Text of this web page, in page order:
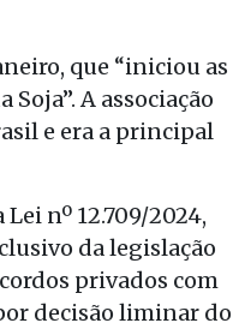
que “iniciou as
A associação
e era a principal
nº 12.709/2024,
da legislação
privados com
decisão liminar do